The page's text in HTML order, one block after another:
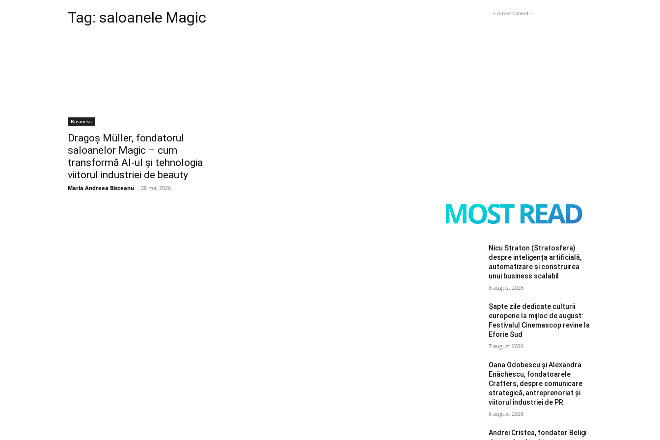
Tag: saloanele Magic
Business
Dragoș Müller, fondatorul
saloanelor Magic – cum
transformă AI-ul și tehnologia
viitorul industriei de beauty
Maria Andreea Bisceanu - 28 mai 2026
- Advertisment -
MOST READ
Nicu Straton (Stratosfera)
despre inteligența artificială,
automatizare și construirea
unui business scalabil
8 august 2026
Șapte zile dedicate culturii
europene la mijloc de august:
Festivalul Cinemascop revine la
Eforie Sud
7 august 2026
Oana Odobescu și Alexandra
Enăchescu, fondatoarele
Crafters, despre comunicare
strategică, antreprenoriat și
viitorul industriei de PR
6 august 2026
Andrei Cristea, fondator Beligi